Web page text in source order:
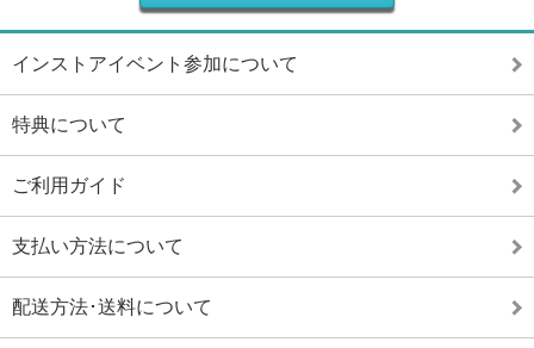
インストアイベント参加について
特典について
ご利用ガイド
支払い方法について
配送方法･送料について